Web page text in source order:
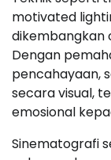
motivated
dikembangkan
Dengan
pencahayaan,
secara visual,
emosional
Sinematografi